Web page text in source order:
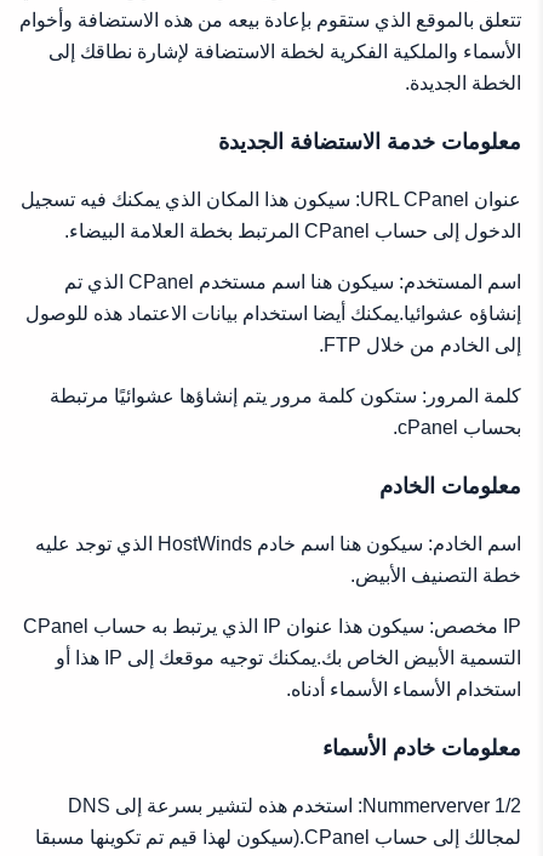
تتعلق بالموقع الذي ستقوم بإعادة بيعه من هذه الاستضافة وأخوام
الأسماء والملكية الفكرية لخطة الاستضافة لإشارة نطاقك إلى
الخطة الجديدة.
معلومات خدمة الاستضافة الجديدة
عنوان URL CPanel: سيكون هذا المكان الذي يمكنك فيه تسجيل
الدخول إلى حساب CPanel المرتبط بخطة العلامة البيضاء.
اسم المستخدم: سيكون هنا اسم مستخدم CPanel الذي تم
إنشاؤه عشوائيا.يمكنك أيضا استخدام بيانات الاعتماد هذه للوصول
إلى الخادم من خلال FTP.
كلمة المرور: ستكون كلمة مرور يتم إنشاؤها عشوائيًا مرتبطة
بحساب cPanel.
معلومات الخادم
اسم الخادم: سيكون هنا اسم خادم HostWinds الذي توجد عليه
خطة التصنيف الأبيض.
IP مخصص: سيكون هذا عنوان IP الذي يرتبط به حساب CPanel
التسمية الأبيض الخاص بك.يمكنك توجيه موقعك إلى IP هذا أو
استخدام الأسماء الأسماء أدناه.
معلومات خادم الأسماء
Nummerverver 1/2: استخدم هذه لتشير بسرعة إلى DNS
لمجالك إلى حساب CPanel.(سيكون لهذا قيم تم تكوينها مسبقا